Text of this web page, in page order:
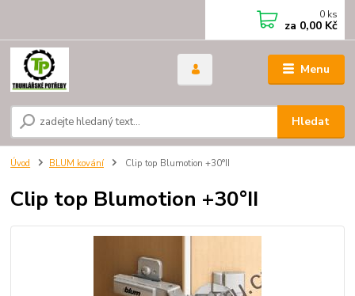
Menu
Hledat
0 ks
za 0,00 Kč
Úvod BLUM kování Clip top Blumotion +30°II
Clip top Blumotion +30°II